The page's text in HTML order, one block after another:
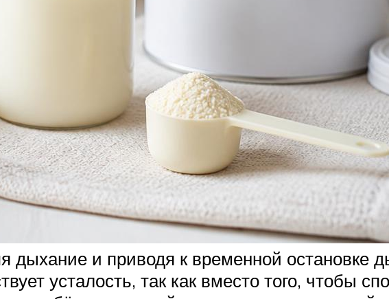
дыхание и приводя к временной остановке
усталость, так как вместо того, чтобы